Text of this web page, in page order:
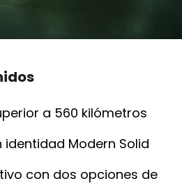
a 560 kilómetros
identidad Modern Solid
con dos opciones de